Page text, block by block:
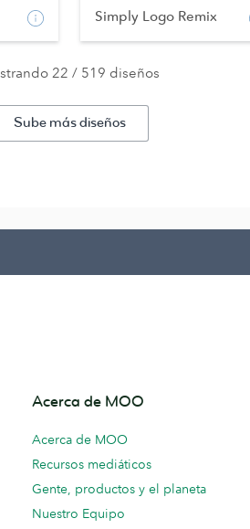
Simply Logo Remix
22 / 519 diseños
Sube más diseños
Acerca de MOO
Acerca de MOO
Recursos mediáticos
Gente, productos y el planeta
Nuestro Equipo